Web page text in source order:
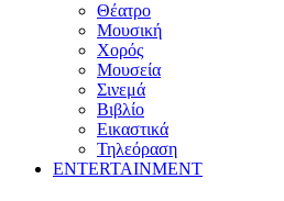
Θέατρο
Μουσική
Χορός
Μουσεία
Σινεμά
Βιβλίο
Εικαστικά
Τηλεόραση
ENTERTAINMENT